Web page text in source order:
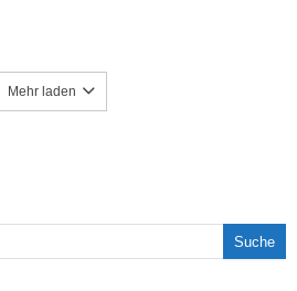
Mehr laden